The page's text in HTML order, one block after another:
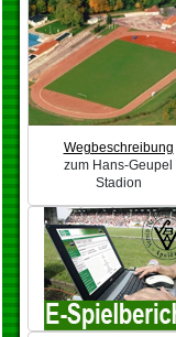
Wegbeschreibung
zum Hans-Geupel
Stadion